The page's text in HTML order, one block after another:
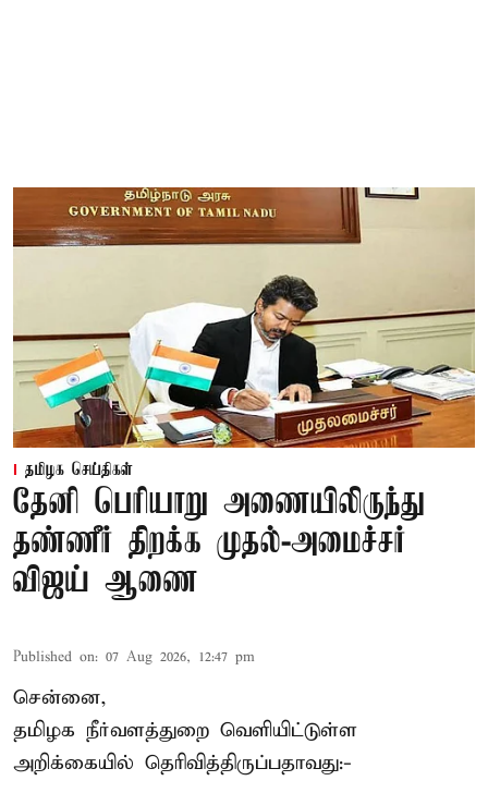
தமிழக செய்திகள்
தேனி பெரியாறு அணையிலிருந்து
தண்ணீர் திறக்க முதல்-அமைச்சர்
விஜய் ஆணை
Published on: 07 Aug 2026, 12:47 pm
சென்னை,
தமிழக நீர்வளத்துறை வெளியிட்டுள்ள
அறிக்கையில் தெரிவித்திருப்பதாவது:-